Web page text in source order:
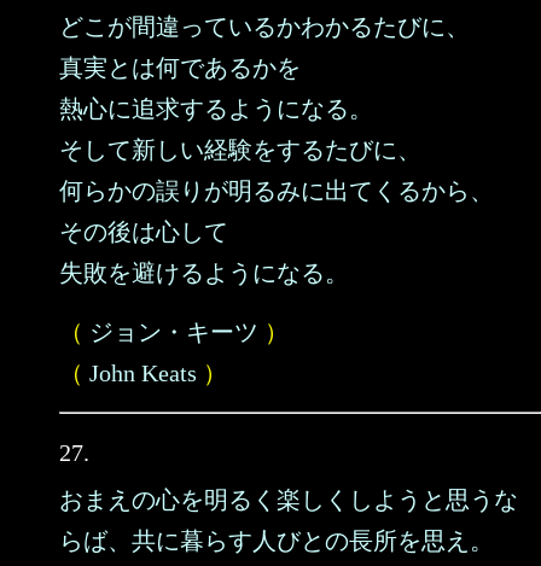
どこが間違っているかわかるたびに、
真実とは何であるかを
熱心に追求するようになる。
そして新しい経験をするたびに、
何らかの誤りが明るみに出てくるから、
その後は心して
失敗を避けるようになる。
（ ジョン・キーツ ）
（ John Keats ）
27.
おまえの心を明るく楽しくしようと思うな
らば、共に暮らす人びとの長所を思え。